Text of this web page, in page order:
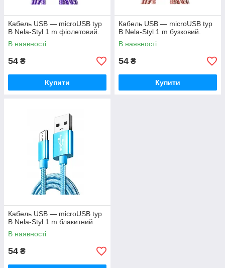
Кабель USB — microUSB typ
B Nela-Styl 1 m фіолетовий.
В наявності
54 ₴
Купити
Кабель USB — microUSB typ
B Nela-Styl 1 m бузковий.
В наявності
54 ₴
Купити
Кабель USB — microUSB typ
B Nela-Styl 1 m блакитний.
В наявності
54 ₴